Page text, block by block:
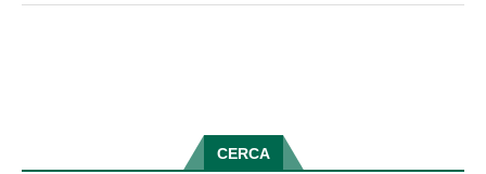
CERCA